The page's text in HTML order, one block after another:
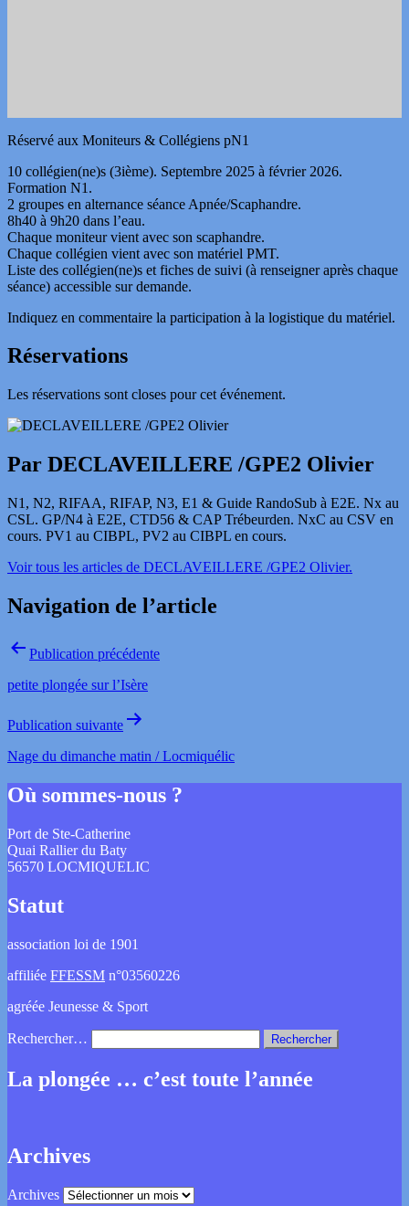
Réservé aux Moniteurs & Collégiens pN1
10 collégien(ne)s (3ième). Septembre 2025 à février 2026.
Formation N1.
2 groupes en alternance séance Apnée/Scaphandre.
8h40 à 9h20 dans l’eau.
Chaque moniteur vient avec son scaphandre.
Chaque collégien vient avec son matériel PMT.
Liste des collégien(ne)s et fiches de suivi (à renseigner après chaque
séance) accessible sur demande.
Indiquez en commentaire la participation à la logistique du matériel.
Réservations
Les réservations sont closes pour cet événement.
Par DECLAVEILLERE /GPE2 Olivier
N1, N2, RIFAA, RIFAP, N3, E1 & Guide RandoSub à E2E. Nx au
CSL. GP/N4 à E2E, CTD56 & CAP Trébeurden. NxC au CSV en
cours. PV1 au CIBPL, PV2 au CIBPL en cours.
Voir tous les articles de DECLAVEILLERE /GPE2 Olivier.
Navigation de l’article
Publication précédente
petite plongée sur l’Isère
Publication suivante
Nage du dimanche matin / Locmiquélic
Où sommes-nous ?
Port de Ste-Catherine
Quai Rallier du Baty
56570 LOCMIQUELIC
Statut
association loi de 1901
affiliée FFESSM n°03560226
agréée Jeunesse & Sport
Rechercher…
La plongée … c’est toute l’année
Archives
Archives